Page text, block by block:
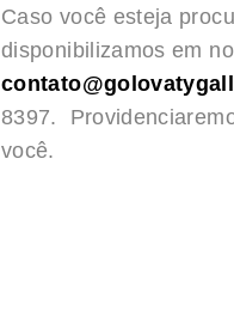
Caso você esteja
disponibilizamos em
8397.
você.